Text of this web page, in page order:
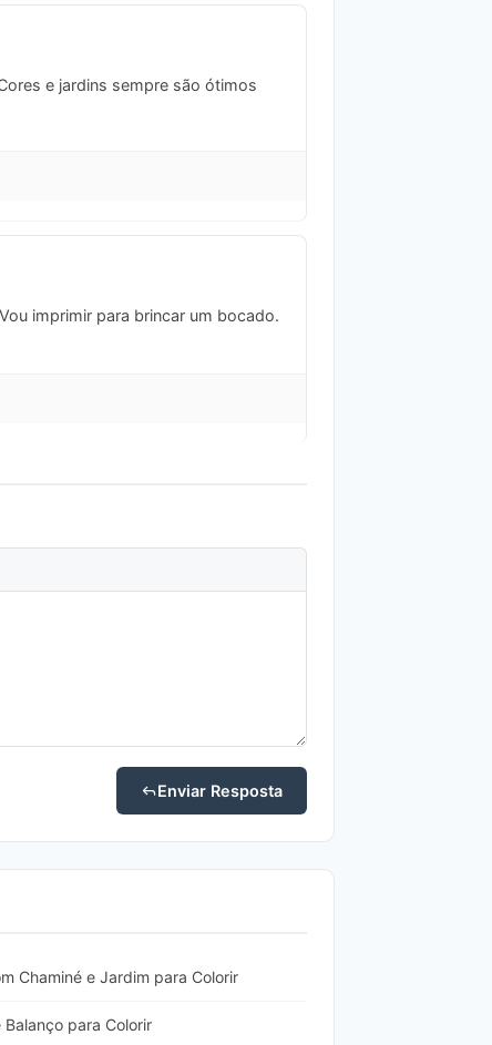
e jardins sempre são ótimos
imprimir para brincar um bocado.
Enviar Resposta
Chaminé e Jardim para Colorir
para Colorir